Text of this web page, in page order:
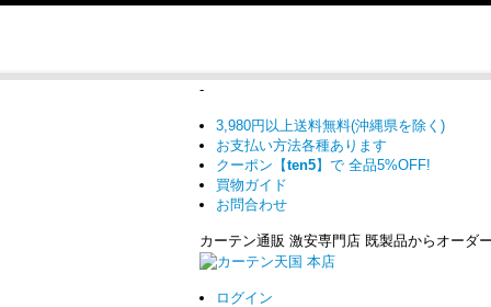
-
3,980円以上送料無料(沖縄県を除く)
お支払い方法各種あります
クーポン【ten5】で 全品5%OFF!
買物ガイド
お問合わせ
カーテン通販 激安専門店 既製品からオーダ
ログイン